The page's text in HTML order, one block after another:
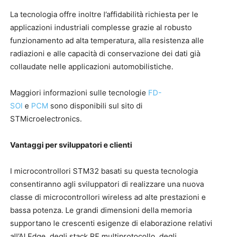
La tecnologia offre inoltre l’affidabilità richiesta per le
applicazioni industriali complesse grazie al robusto
funzionamento ad alta temperatura, alla resistenza alle
radiazioni e alle capacità di conservazione dei dati già
collaudate nelle applicazioni automobilistiche.
Maggiori informazioni sulle tecnologie FD-
SOI e PCM sono disponibili sul sito di
STMicroelectronics.
Vantaggi per sviluppatori e clienti
I microcontrollori STM32 basati su questa tecnologia
consentiranno agli sviluppatori di realizzare una nuova
classe di microcontrollori wireless ad alte prestazioni e
bassa potenza. Le grandi dimensioni della memoria
supportano le crescenti esigenze di elaborazione relativi